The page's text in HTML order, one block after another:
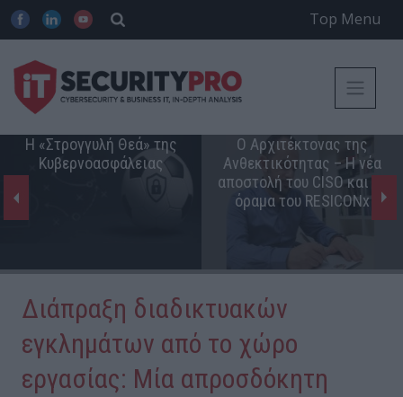
Top Menu
Η «Στρογγυλή Θεά» της
Κυβερνοασφάλειας
Ο Αρχιτέκτονας της
Ανθεκτικότητας – Η νέα
αποστολή του CISO και το
όραμα του RESICONx
Διάπραξη διαδικτυακών
εγκλημάτων από το χώρο
εργασίας: Μία απροσδόκητη